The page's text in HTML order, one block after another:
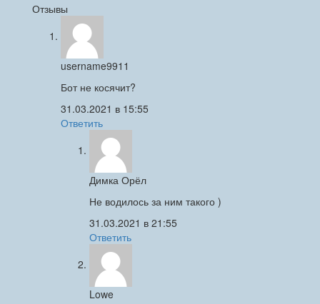
Отзывы
username9911
Бот не косячит?
31.03.2021 в 15:55
Ответить
Димка Орёл
Не водилось за ним такого )
31.03.2021 в 21:55
Ответить
Lowe